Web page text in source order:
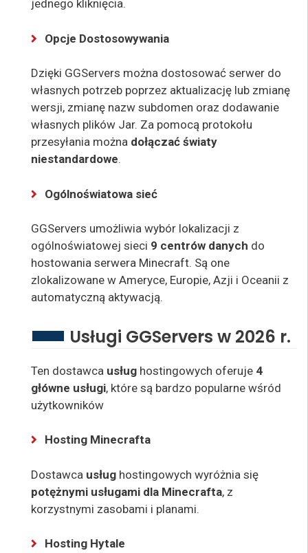
jednego kliknięcia.
Opcje Dostosowywania
Dzięki GGServers można dostosować serwer do
własnych potrzeb poprzez aktualizację lub zmianę
wersji, zmianę nazw subdomen oraz dodawanie
własnych plików Jar. Za pomocą protokołu
przesyłania można dołączać światy
niestandardowe.
Ogólnoświatowa sieć
GGServers umożliwia wybór lokalizacji z
ogólnoświatowej sieci 9 centrów danych do
hostowania serwera Minecraft. Są one
zlokalizowane w Ameryce, Europie, Azji i Oceanii z
automatyczną aktywacją.
Usługi GGServers w 2026 r.
Ten dostawca usług hostingowych oferuje 4
główne usługi, które są bardzo popularne wśród
użytkowników
Hosting Minecrafta
Dostawca usług hostingowych wyróżnia się
potężnymi usługami dla Minecrafta, z
korzystnymi zasobami i planami.
Hosting Hytale